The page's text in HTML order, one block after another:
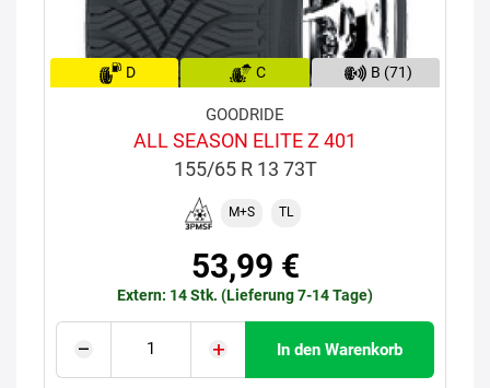
D C B (71)
GOODRIDE
ALL SEASON ELITE Z 401
155/65 R 13 73T
M+S TL
53,99 €
Extern: 14 Stk. (Lieferung 7-14 Tage)
In den Warenkorb